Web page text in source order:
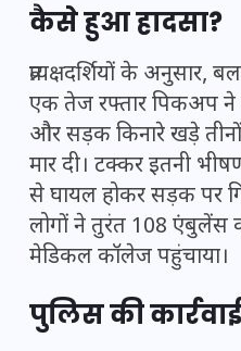
कैसे हुआ हादसा?
प्रत्यक्षदर्शियों के
एक तेज रफ्तार पिकअप ने
और सड़क किनारे खड़े तीनों
मार दी। टक्कर इतनी
से घायल होकर सड़क पर
लोगों ने तुरंत 108 एंबुलेंस
मेडिकल कॉलेज पहुंचाया।
पुलिस की